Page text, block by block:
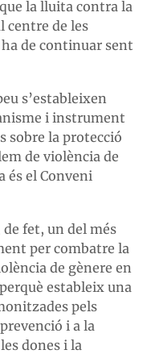
la lluita contra la
centre de les
de continuar sent
s’estableixen
i instrument
sobre la protecció
de violència de
és el Conveni
fet, un del més
per combatre la
de gènere en
estableix una
pels
i a la
dones i la